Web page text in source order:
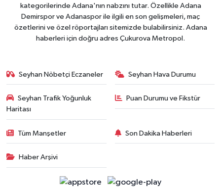
kategorilerinde Adana'nın nabzını tutar. Özellikle Adana
Demirspor ve Adanaspor ile ilgili en son gelişmeleri, maç
özetlerini ve özel röportajları sitemizde bulabilirsiniz. Adana
haberleri için doğru adres Çukurova Metropol.
Seyhan Nöbetçi Eczaneler Seyhan Hava Durumu
Seyhan Trafik Yoğunluk
Haritası
Puan Durumu ve Fikstür
Tüm Manşetler Son Dakika Haberleri
Haber Arşivi